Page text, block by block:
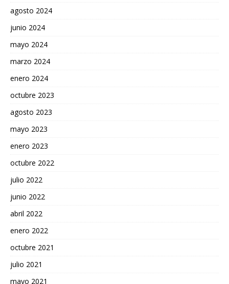
agosto 2024
junio 2024
mayo 2024
marzo 2024
enero 2024
octubre 2023
agosto 2023
mayo 2023
enero 2023
octubre 2022
julio 2022
junio 2022
abril 2022
enero 2022
octubre 2021
julio 2021
mayo 2021